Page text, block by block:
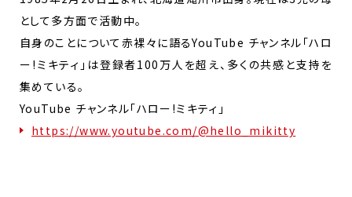
として多方面で活動中。
自身のことについて赤裸々に語るYouTube チャンネル「ハロ
ー!ミキティ」は登録者100万人を超え、多くの共感と支持を
集めている。
YouTube チャンネル「ハロー!ミキティ」
https://www.youtube.com/@hello_mikitty